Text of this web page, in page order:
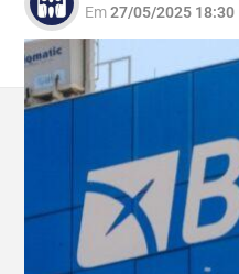
Em27/05/2025 18:30